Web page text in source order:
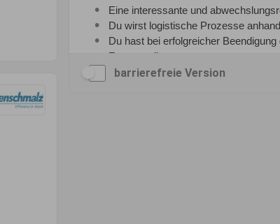
barrierefreie Version